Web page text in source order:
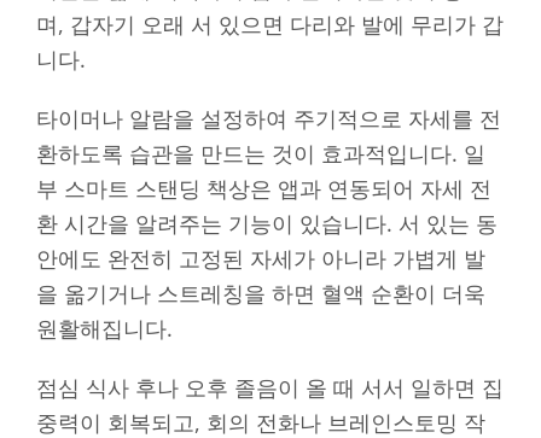
며, 갑자기 오래 서 있으면 다리와 발에 무리가 갑
니다.
타이머나 알람을 설정하여 주기적으로 자세를 전
환하도록 습관을 만드는 것이 효과적입니다. 일
부 스마트 스탠딩 책상은 앱과 연동되어 자세 전
환 시간을 알려주는 기능이 있습니다. 서 있는 동
안에도 완전히 고정된 자세가 아니라 가볍게 발
을 옮기거나 스트레칭을 하면 혈액 순환이 더욱
원활해집니다.
점심 식사 후나 오후 졸음이 올 때 서서 일하면 집
중력이 회복되고, 회의 전화나 브레인스토밍 작